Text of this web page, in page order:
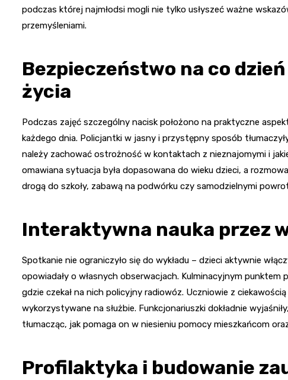
podczas której najmłodsi mogli nie tylko usłyszeć ważne
przemyśleniami.
Bezpieczeństwo na co
życia
Podczas zajęć szczególny nacisk położono na praktyczne
każdego dnia. Policjantki w jasny i przystępny sposób
należy zachować ostrożność w kontaktach z nieznajomymi i
omawiana sytuacja była dopasowana do wieku dzieci, a
drogą do szkoły, zabawą na podwórku czy samodzielnymi
Interaktywna nauka przez
Spotkanie nie ograniczyło się do wykładu – dzieci aktywnie
opowiadały o własnych obserwacjach. Kulminacyjnym punktem
gdzie czekał na nich policyjny radiowóz. Uczniowie z
wykorzystywane na służbie. Funkcjonariuszki dokładnie
tłumacząc, jak pomaga on w niesieniu pomocy mieszkańcom
Profilaktyka i budowanie